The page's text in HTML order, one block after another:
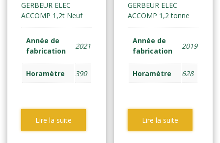
GERBEUR ELEC
ACCOMP 1,2t Neuf
Année de
fabrication
2021
Horamètre 390
Lire la suite
GERBEUR ELEC
ACCOMP 1,2 tonne
Année de
fabrication
2019
Horamètre 628
Lire la suite